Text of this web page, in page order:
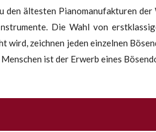
den ältesten Pianomanufakturen
Die Wahl von
wird, zeichnen jeden einzelnen
ist der Erwerb eines